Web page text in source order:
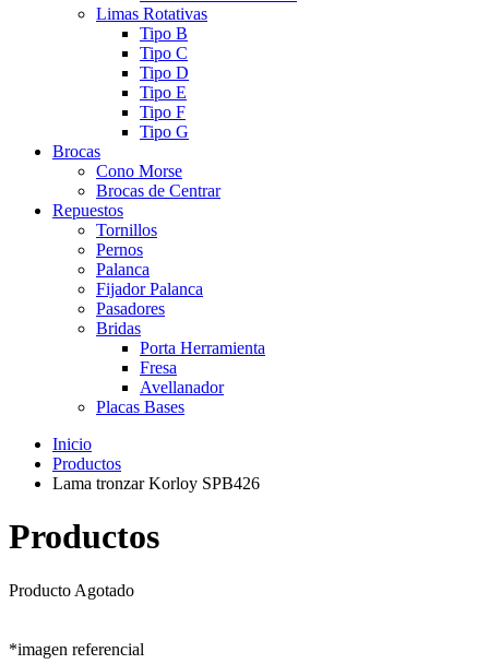
Limas Rotativas
Tipo B
Tipo C
Tipo D
Tipo E
Tipo F
Tipo G
Brocas
Cono Morse
Brocas de Centrar
Repuestos
Tornillos
Pernos
Palanca
Fijador Palanca
Pasadores
Bridas
Porta Herramienta
Fresa
Avellanador
Placas Bases
Inicio
Productos
Lama tronzar Korloy SPB426
Productos
Producto Agotado
*imagen referencial